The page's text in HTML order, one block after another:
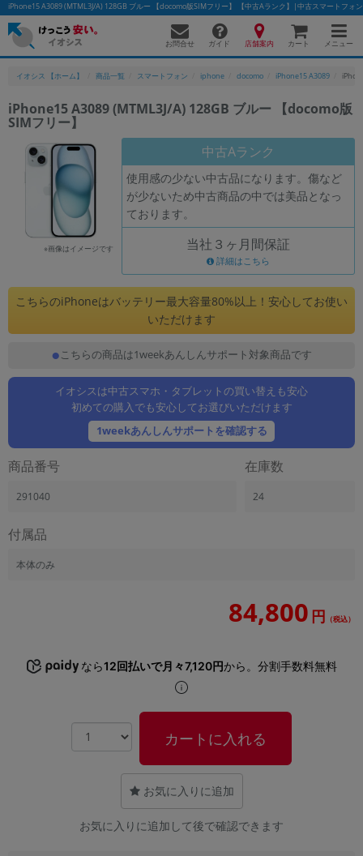
iPhone15 A3089 (MTML3J/A) 128GB ブルー 【docomo版SIMフリー】 【中古Aランク】|中古スマートフォ
お問合せ ガイド 店舗案内 カート メニュー
イオシス 【ホーム】 商品一覧 スマートフォン iphone docomo iPhone15 A3089
iPhone15 A3089 (MTML3J/A) 128GB ブルー 【docomo版
SIMフリー】
※画像はイメージです
中古Aランク
使用感の少ない中古品になります。傷など
が少ないため中古商品の中では美品となっ
ております。
当社３ヶ月間保証
詳細はこちら
こちらのiPhoneはバッテリー最大容量80%以上！安心してお使い
いただけます
こちらの商品は1weekあんしんサポート対象商品です
イオシスは中古スマホ・タブレットの買い替えも安心
初めての購入でも安心してお選びいただけます
1weekあんしんサポートを確認する
商品番号
291040
在庫数
24
付属品
本体のみ
84,800 円 （税込）
なら12回払いで月々7,120円から。分割手数料無料
カートに入れる
お気に入りに追加
お気に入りに追加して後で確認できます
かんたんパソコン検索に切り替える
フリーワード
除外ワード
人気の検索ワード： Let's note
「スマートフォン」「タブレット」など
シリーズ
商品シリーズ名・ブランド名の絞り込み。
メーカー
製造、販売メーカーの絞り込み
「Apple」「SONY」「SHARP」など
商品の搭載機能による絞り込み
ドライブの絞り込み
ランク
OS
~
~